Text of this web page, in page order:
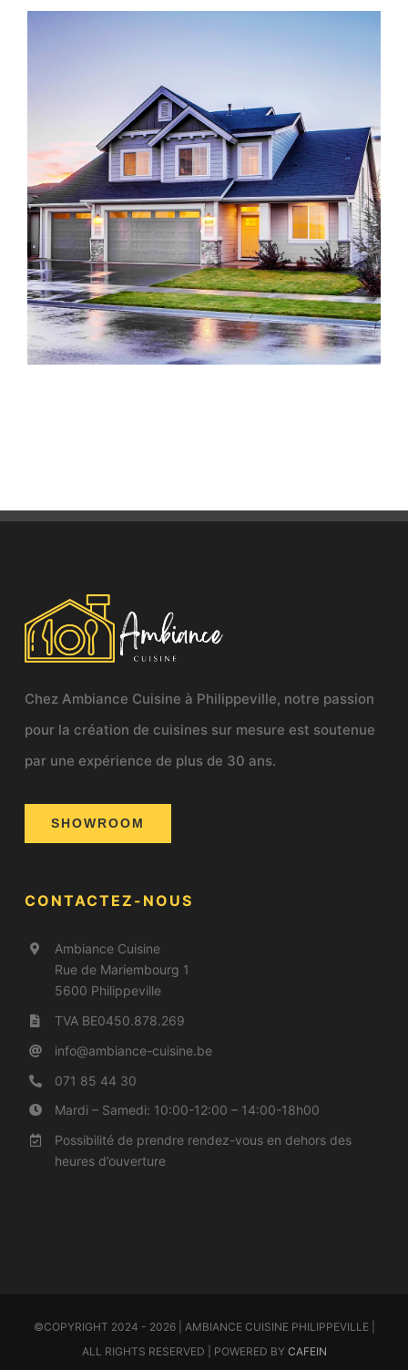
Chez Ambiance Cuisine à Philippeville, notre passion
pour la création de cuisines sur mesure est soutenue
par une expérience de plus de 30 ans.
SHOWROOM
CONTACTEZ-NOUS
Ambiance Cuisine
Rue de Mariembourg 1
5600 Philippeville
TVA BE0450.878.269
info@ambiance-cuisine.be
071 85 44 30
Mardi – Samedi: 10:00-12:00 – 14:00-18h00
Possibilité de prendre rendez-vous en dehors des
heures d’ouverture
©COPYRIGHT 2024 - 2026 | AMBIANCE CUISINE PHILIPPEVILLE |
ALL RIGHTS RESERVED | POWERED BY CAFEIN